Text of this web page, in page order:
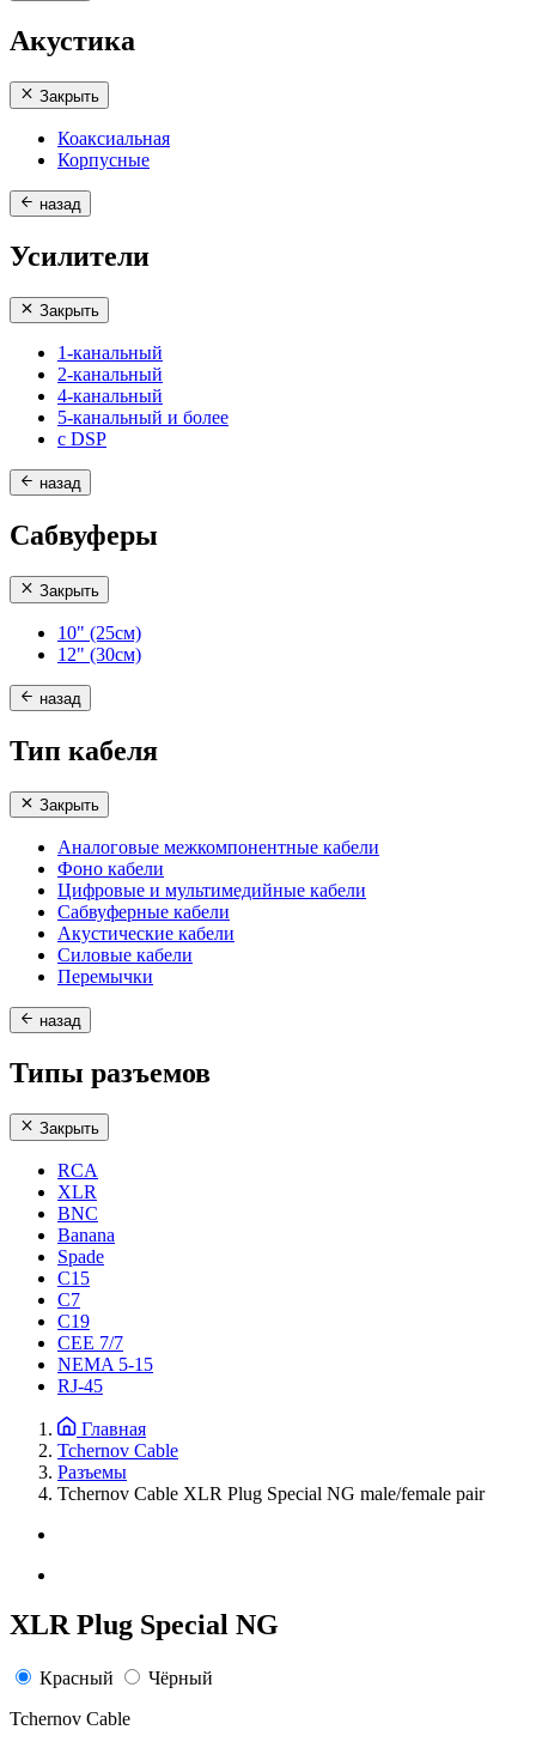
Акустика
Закрыть
Коаксиальная
Корпусные
назад
Усилители
Закрыть
1-канальный
2-канальный
4-канальный
5-канальный и более
с DSP
назад
Сабвуферы
Закрыть
10" (25см)
12" (30см)
назад
Тип кабеля
Закрыть
Аналоговые межкомпонентные кабели
Фоно кабели
Цифровые и мультимедийные кабели
Сабвуферные кабели
Акустические кабели
Силовые кабели
Перемычки
назад
Типы разъемов
Закрыть
RCA
XLR
BNC
Banana
Spade
C15
С7
C19
CEE 7/7
NEMA 5-15
RJ-45
Главная
Tchernov Cable
Разъемы
Tchernov Cable XLR Plug Special NG male/female pair
XLR Plug Special NG
Красный
Чёрный
Tchernov Cable